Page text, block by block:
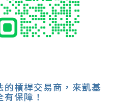
槓桿交易商，來凱基
保障！